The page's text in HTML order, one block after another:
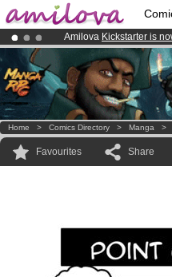
Amilova Kickstarter is
Premium membership
Already 100000
Home > Comics Directory > Manga >
Favourites Share